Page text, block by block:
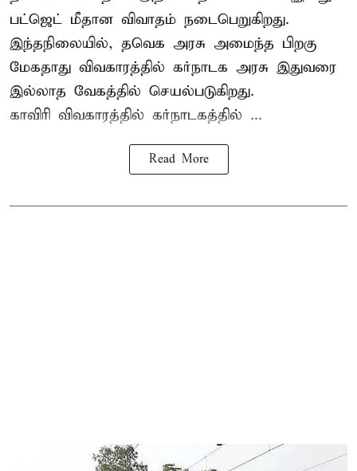
பட்ஜெட் மீதான விவாதம் நடைபெறுகிறது.
இந்தநிலையில், தவெக அரசு அமைந்த பிறகு
மேகதாது விவகாரத்தில் கர்நாடக அரசு இதுவரை
இல்லாத வேகத்தில் செயல்படுகிறது.
காவிரி விவகாரத்தில் கர்நாடகத்தில் ...
Read More